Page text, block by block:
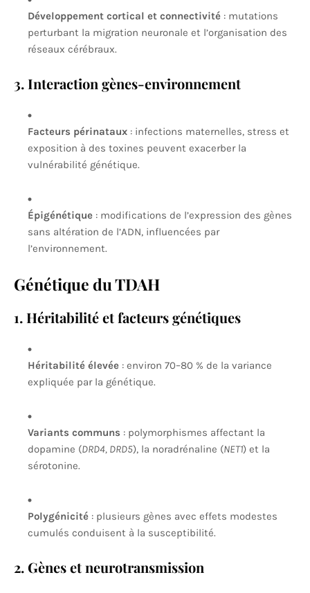
Développement cortical et connectivité : mutations
perturbant la migration neuronale et l’organisation des
réseaux cérébraux.
3. Interaction gènes-environnement
Facteurs périnataux : infections maternelles, stress et
exposition à des toxines peuvent exacerber la
vulnérabilité génétique.
Épigénétique : modifications de l’expression des gènes
sans altération de l’ADN, influencées par
l’environnement.
Génétique du TDAH
1. Héritabilité et facteurs génétiques
Héritabilité élevée : environ 70–80 % de la variance
expliquée par la génétique.
Variants communs : polymorphismes affectant la
dopamine (DRD4, DRD5), la noradrénaline (NET1) et la
sérotonine.
Polygénicité : plusieurs gènes avec effets modestes
cumulés conduisent à la susceptibilité.
2. Gènes et neurotransmission